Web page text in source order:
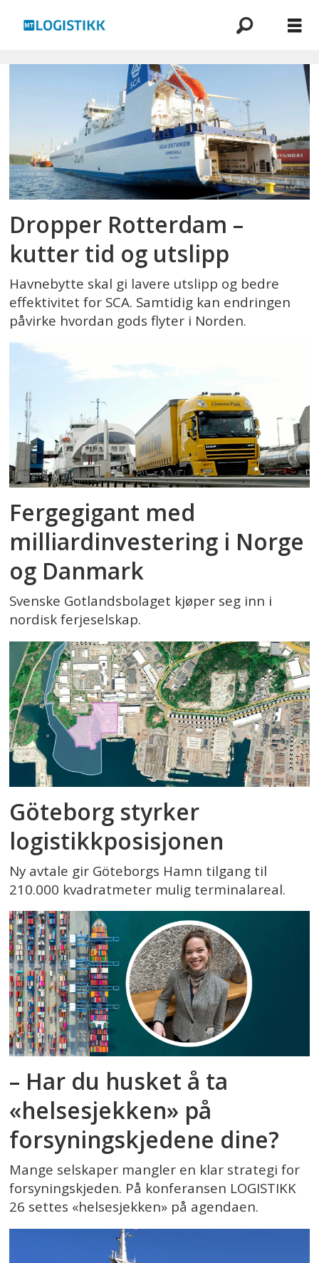
Emne:
sjøfrakt
Dropper Rotterdam –
kutter tid og utslipp
Havnebytte skal gi lavere utslipp og bedre
effektivitet for SCA. Samtidig kan endringen
påvirke hvordan gods flyter i Norden.
Fergegigant med
milliardinvestering i Norge
og Danmark
Svenske Gotlandsbolaget kjøper seg inn i
nordisk ferjeselskap.
Göteborg styrker
logistikkposisjonen
Ny avtale gir Göteborgs Hamn tilgang til
210.000 kvadratmeter mulig terminalareal.
– Har du husket å ta
«helsesjekken» på
forsyningskjedene dine?
Mange selskaper mangler en klar strategi for
forsyningskjeden. På konferansen LOGISTIKK
26 settes «helsesjekken» på agendaen.